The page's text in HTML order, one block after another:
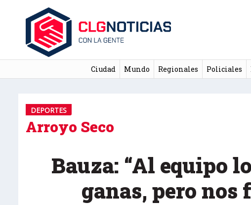
Ciudad Mundo Regionales Policiales
DEPORTES
Arroyo Seco
Bauza: “Al equipo
ganas, pero nos